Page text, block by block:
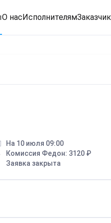
О насИсполнителям
На 10 июля 09:00
Комиссия Федон: 3120 ₽
Заявка закрыта